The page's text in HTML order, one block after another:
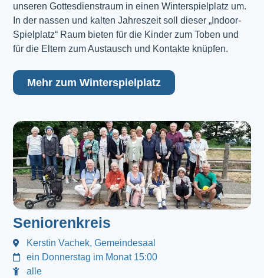
unseren Gottesdienstraum in einen Winterspielplatz um.
In der nassen und kalten Jahreszeit soll dieser „Indoor-
Spielplatz“ Raum bieten für die Kinder zum Toben und
für die Eltern zum Austausch und Kontakte knüpfen.
Mehr zum Winterspielplatz
Seniorenkreis
Kerstin Vachek, Gemeindesaal
ein Donnerstag im Monat 15:00
alle